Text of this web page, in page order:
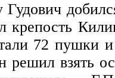
крепость
72 пушки
решил взять